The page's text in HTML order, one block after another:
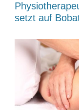
setzt auf